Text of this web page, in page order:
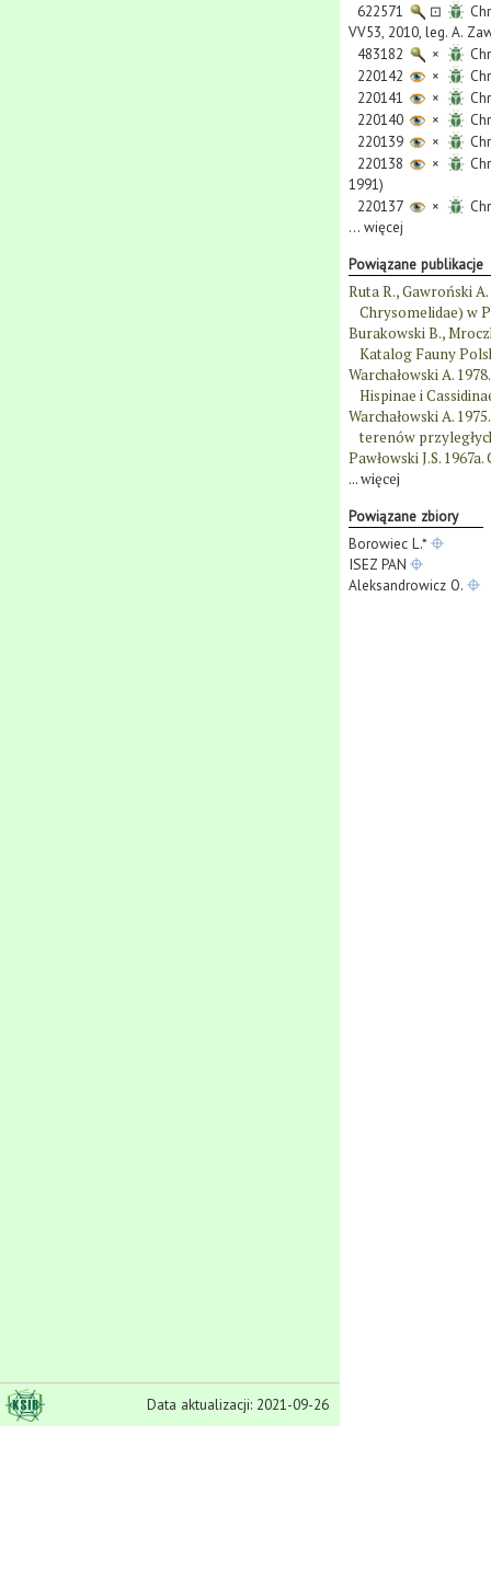
Data aktualizacji: 2021-09-26
622571
⊡
VV53, 2010, leg. A.
483182
×
220142
×
220141
×
220140
×
220139
×
220138
×
1991)
220137
×
... więcej
Powiązane publikacje
Ruta R., Gawroński
Chrysomelidae) w
Burakowski B.,
Katalog Fauny
Warchałowski A.
Hispinae i
Warchałowski A.
terenów
Pawłowski J.S.
...więcej
Powiązane zbiory
Borowiec L.*
ISEZ PAN
Aleksandrowicz O.